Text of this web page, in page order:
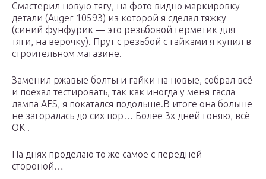
Смастерил новую тягу, на фото видно маркировку
детали (Auger 10593) из которой я сделал тяжку
(синий фунфурик — это резьбовой герметик для
тяги, на верочку). Прут с резьбой с гайками я купил в
строительном магазине.
Заменил ржавые болты и гайки на новые, собрал всё
и поехал тестировать, так как иногда у меня гасла
лампа AFS, я покатался подольше.В итоге она больше
не загоралась до сих пор… Более 3х дней гоняю, всё
ОК !
На днях проделаю то же самое с передней
стороной…